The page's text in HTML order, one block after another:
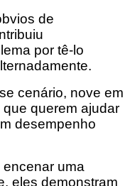
de
por tê-lo
cenário, nove em
querem ajudar
desempenho
uma
eles demonstram